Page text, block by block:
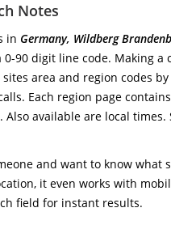
Notes
in Germany, Wildberg
0-90 digit line code. Making
area and region codes
Each region page
available are local
and want to know what
it even works with
field for instant results.